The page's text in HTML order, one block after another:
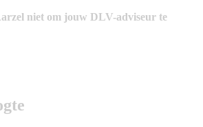
niet om jouw DLV-adviseur te